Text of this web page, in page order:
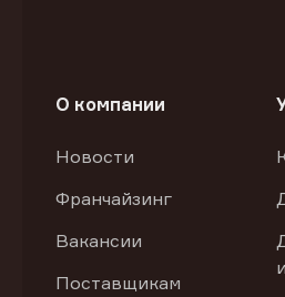
О компании
Новости
Франчайзинг
Вакансии
Поставщикам